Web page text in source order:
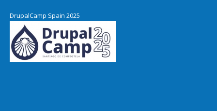
DrupalCamp Spain 2025